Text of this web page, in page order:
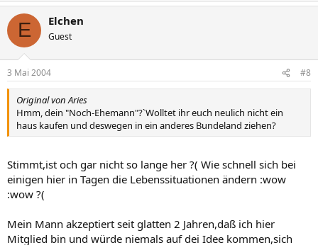
E Elchen
Guest
3 Mai 2004 #8
Original von Aries
Hmm, dein "Noch-Ehemann"?`Wolltet ihr euch neulich nicht ein
haus kaufen und deswegen in ein anderes Bundeland ziehen?
Stimmt,ist och gar nicht so lange her ?( Wie schnell sich bei
einigen hier in Tagen die Lebenssituationen ändern :wow
:wow ?(
Mein Mann akzeptiert seit glatten 2 Jahren,daß ich hier
Mitglied bin und würde niemals auf dei Idee kommen,sich